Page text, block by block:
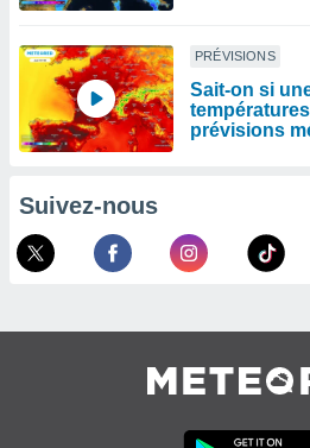
PRÉVISIONS
Sait-on si
prévisions
Suivez-nous